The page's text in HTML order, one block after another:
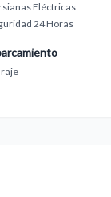
Eléctricas
24 Horas